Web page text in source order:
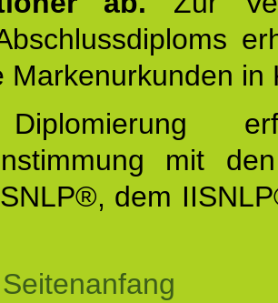
Markenurkunden in
mit
dem